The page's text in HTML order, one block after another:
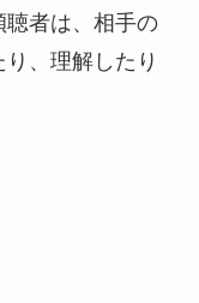
聴者は、相手の
、理解したり